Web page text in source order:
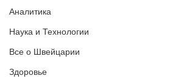
Аналитика
Наука и Технологии
Все о Швейцарии
Здоровье